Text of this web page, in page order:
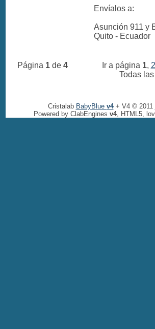
Envíalos a:
Asunción 911 y
Quito - Ecuador
Página 1de 4 Ir a página 1, 2
Todas
Cristalab BabyBlue v4+ V4 © 2011
Powered by ClabEngines v4, HTML5,